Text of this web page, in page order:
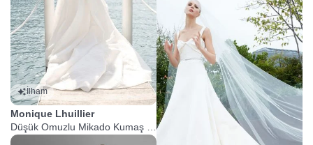
İlham
Monique Lhuillier
Düşük Omuzlu Mikado Kumaş A
Kesim Gelinlik